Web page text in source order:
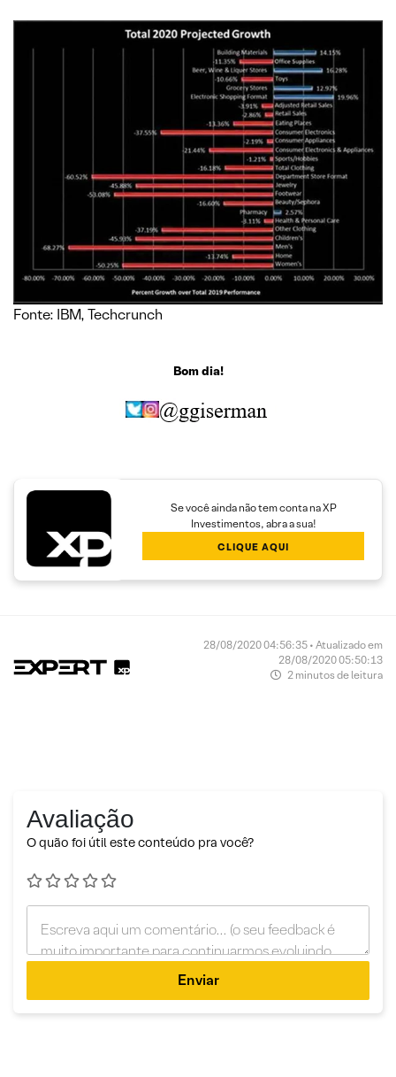
Fonte: IBM, Techcrunch
Bom dia!
Se você ainda não tem conta na XP
Investimentos, abra a sua!
CLIQUE AQUI
28/08/2020 04:56:35 • Atualizado em
28/08/2020 05:50:13
2 minutos de leitura
Avaliação
O quão foi útil este conteúdo pra você?
Enviar